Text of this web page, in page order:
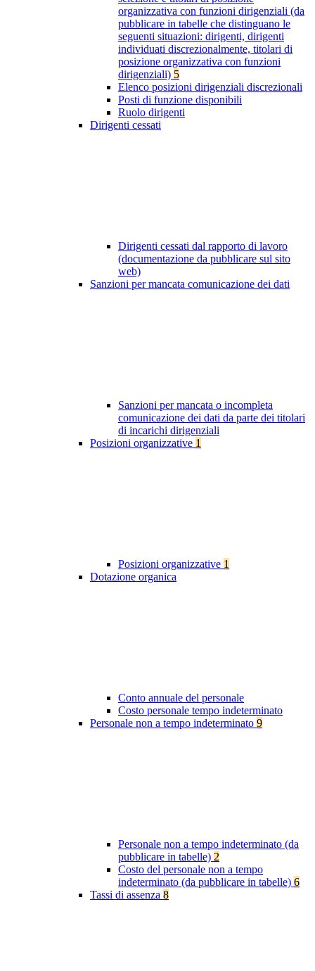
organizzativa con funzioni dirigenziali (da
pubblicare in tabelle che distinguano le
seguenti situazioni: dirigenti, dirigenti
individuati discrezionalmente, titolari di
posizione organizzativa con funzioni
dirigenziali) 5
Elenco posizioni dirigenziali discrezionali
Posti di funzione disponibili
Ruolo dirigenti
Dirigenti cessati
Dirigenti cessati dal rapporto di lavoro
(documentazione da pubblicare sul sito
web)
Sanzioni per mancata comunicazione dei dati
Sanzioni per mancata o incompleta
comunicazione dei dati da parte dei titolari
di incarichi dirigenziali
Posizioni organizzative 1
Posizioni organizzative 1
Dotazione organica
Conto annuale del personale
Costo personale tempo indeterminato
Personale non a tempo indeterminato 9
Personale non a tempo indeterminato (da
pubblicare in tabelle) 2
Costo del personale non a tempo
indeterminato (da pubblicare in tabelle) 6
Tassi di assenza 8